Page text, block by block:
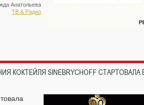
(117,4
Анатольева
ТВ & Радио
КОКТЕЙЛЯ SINEBRYCHOFF